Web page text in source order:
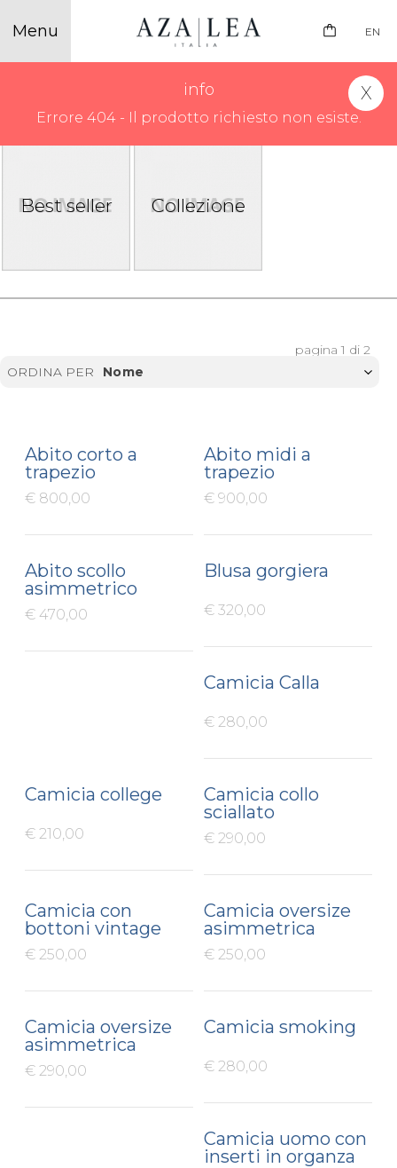
EN
COLLEZIONE FALL WINTER 25/26
info
Errore 404 - Il prodotto richiesto non esiste.
Best seller Collezione
pagina 1 di 2
ORDINA PER
Nome
Abito corto a
trapezio
€ 800,00
Abito midi a
trapezio
€ 900,00
Abito scollo
asimmetrico
€ 470,00
Blusa gorgiera
€ 320,00
Camicia Calla
€ 280,00
Camicia college
€ 210,00
Camicia collo
sciallato
€ 290,00
Camicia con
bottoni vintage
€ 250,00
Camicia oversize
asimmetrica
€ 250,00
Camicia oversize
asimmetrica
€ 290,00
Camicia smoking
€ 280,00
Camicia uomo con
inserti in organza